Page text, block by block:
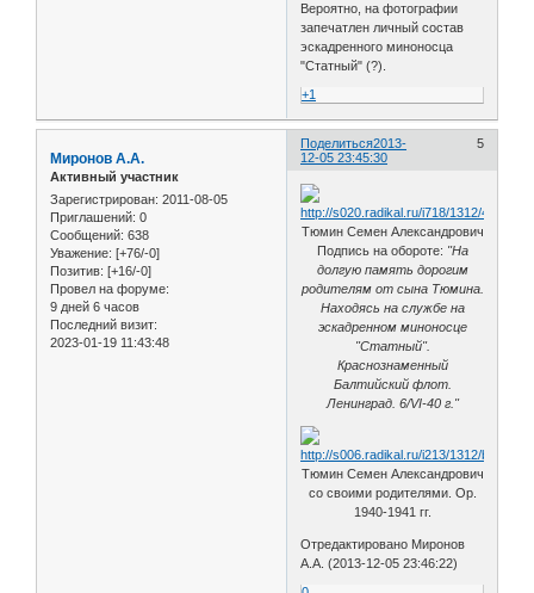
Вероятно, на фотографии
запечатлен личный состав
эскадренного миноносца
"Статный" (?).
+1
Поделиться 5
2013-
12-05 23:45:30
Миронов А.А.
Активный участник
Зарегистрирован: 2011-08-05
Приглашений: 0
Сообщений: 638
Уважение: [+76/-0]
Позитив: [+16/-0]
Провел на форуме:
9 дней 6 часов
Последний визит:
2023-01-19 11:43:48
Тюмин Семен Александрович
Подпись на обороте: "На
долгую память дорогим
родителям от сына Тюмина.
Находясь на службе на
эскадренном миноносце
"Статный".
Краснознаменный
Балтийский флот.
Ленинград. 6/VI-40 г."
Тюмин Семен Александрович
со своими родителями. Ор.
1940-1941 гг.
Отредактировано Миронов
А.А. (2013-12-05 23:46:22)